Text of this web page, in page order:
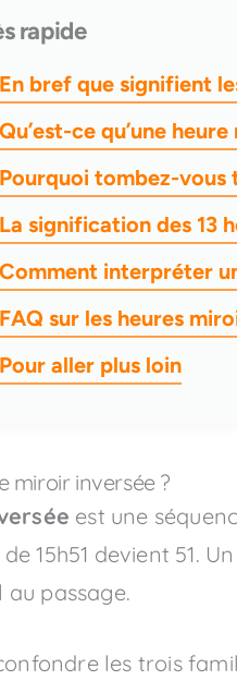
rapide
En bref que signifient
Qu’est-ce qu’une
Pourquoi tombez-vous
La signification des 13
Comment interpréter
FAQ sur les heures
Pour aller plus loin
miroir inversée ?
est une
de 15h51 devient
passage.
les trois